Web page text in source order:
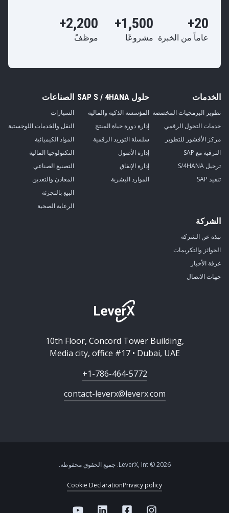
20+
عاماً من الخبرة
1,500+
مشروعًا
2,200+
موظفً
الخدمات
تطوير البرمجيات المخصصة
خدمات التحول الرقمي
مركز الأفشور للتطوير
الترقية مع SAP
ترحيل S/4HANA
تنفيذ SAP
حلول SAP S / 4HANA
المؤسسة الذكية والمالية
إدارة دورة حياة المنتج
سلسلة التوريد الرقمية
إدارة الأصول
إدارة الإنفاق
الموارد البشرية
الصناعات
السيارات
النقل والخدمات اللوجستية
المواد الكيميائية
التكنولوجيا المالية
التصنيع الصناعي
المعادن والتعدين
البيع بالتجزئة
الرعاية الصحية
الشركة
نبذة عن الشركة
الجوائز والتكريمات
غرفة الأخبار
جهات الاتصال
10th Floor, Concord Tower Building,
Media city, office #17 • Dubai, UAE
+1-786-464-5772
contact-leverx@leverx.com
2026 © LeverX, Int. جميع الحقوق محفوظة.
Privacy policy
Cookie Declaration